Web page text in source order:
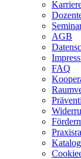
AGB
FAQ